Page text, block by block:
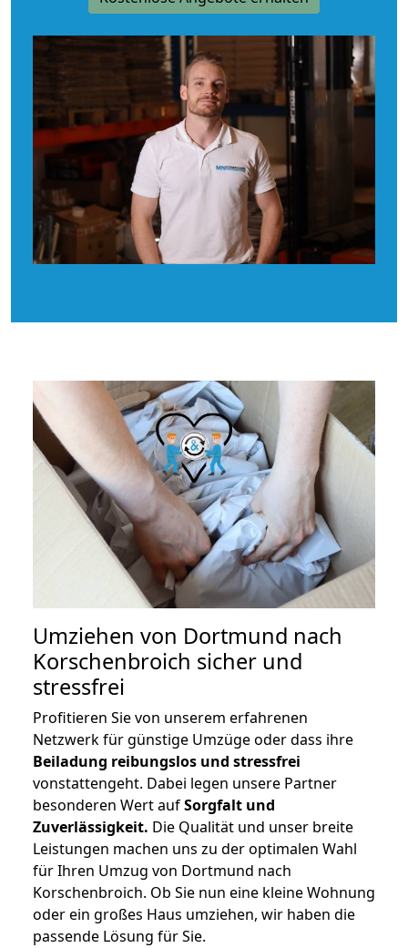
Umziehen von Dortmund nach
Korschenbroich sicher und
stressfrei
Profitieren Sie von unserem erfahrenen
Netzwerk für günstige Umzüge oder dass ihre
Beiladung reibungslos und stressfrei
vonstattengeht. Dabei legen unsere Partner
besonderen Wert aufSorgfalt und
Zuverlässigkeit. Die Qualität und unser breite
Leistungen machen uns zu der optimalen Wahl
für Ihren Umzug von Dortmund nach
Korschenbroich. Ob Sie nun eine kleine Wohnung
oder ein großes Haus umziehen, wir haben die
passende Lösung für Sie.